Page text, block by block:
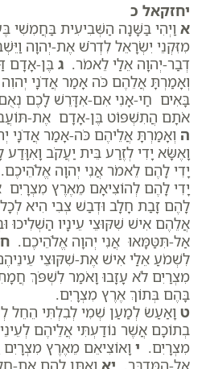
יחזקאל כ
א וַיְהִי בַּשָּׁנָה הַשְּׁבִיעִית בַּחֲמִשִׁי
מִזִּקְנֵי יִשְׂרָאֵל לִדְרֹשׁ אֶת-יְהוָה
דְבַר-יְהוָה אֵלַי לֵאמֹר. ג בֶּן-אָדָם
וְאָמַרְתָּ אֲלֵהֶם כֹּה אָמַר אֲדֹנָי
בָּאִים חַי-אָנִי אִם-אִדָּרֵשׁ לָכֶם נְאֻם
אֹתָם הֲתִשְׁפּוֹט בֶּן-אָדָם אֶת-
ה וְאָמַרְתָּ אֲלֵיהֶם כֹּה-אָמַר אֲדֹנָי
וָאֶשָּׂא יָדִי לְזֶרַע בֵּית יַעֲקֹב
יָדִי לָהֶם לֵאמֹר אֲנִי יְהוָה אֱלֹהֵיכֶם.
יָדִי לָהֶם לְהוֹצִיאָם מֵאֶרֶץ
לָהֶם זָבַת חָלָב וּדְבַשׁ צְבִי הִיא
אֲלֵהֶם אִישׁ שִׁקּוּצֵי עֵינָיו הַשְׁלִיכוּ
אַל-תִּטַּמָּאוּ אֲנִי יְהוָה אֱלֹהֵיכֶם. ח
לִשְׁמֹעַ אֵלַי אִישׁ אֶת-שִׁקּוּצֵי
מִצְרַיִם לֹא עָזָבוּ וָאֹמַר לִשְׁפֹּךְ
בָּהֶם בְּתוֹךְ אֶרֶץ מִצְרָיִם.
ט וָאַעַשׂ לְמַעַן שְׁמִי לְבִלְתִּי הֵחֵל
בְתוֹכָם אֲשֶׁר נוֹדַעְתִּי אֲלֵיהֶם
מִצְרָיִם. י וָאוֹצִיאֵם מֵאֶרֶץ
אֶל-הַמִּדְבָּר. יא וָאֶתֵּן לָהֶם אֶת-